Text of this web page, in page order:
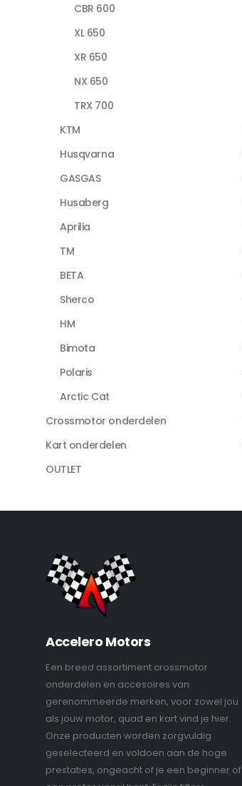
CBR 600
XL 650
XR 650
NX 650
TRX 700
KTM
Husqvarna
GASGAS
Husaberg
Aprilia
TM
BETA
Sherco
HM
Bimota
Polaris
Arctic Cat
Crossmotor onderdelen
Kart onderdelen
OUTLET
Accelero Motors
Een breed assortiment crossmotor
onderdelen en accesoires van
gerenommeerde merken, voor zowel jou
als jouw motor, quad en kart vind je hier.
Onze producten worden zorgvuldig
geselecteerd en voldoen aan de hoge
prestaties, ongeacht of je een beginner of